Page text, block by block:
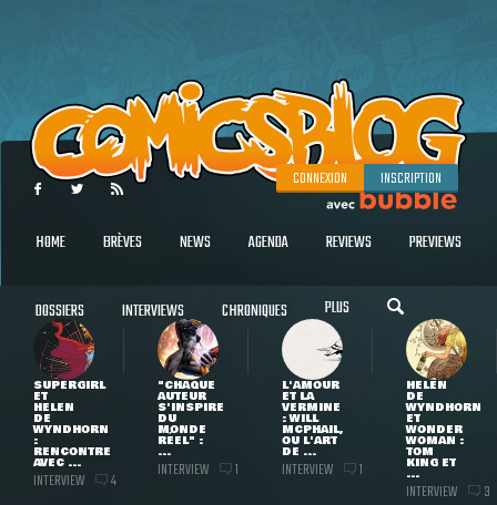
CONNEXION INSCRIPTION
HOME BRÈVES NEWS AGENDA REVIEWS PREVIEWS
DOSSIERS INTERVIEWS CHRONIQUES PLUS
SUPERGIRL
ET
HELEN
DE
WYNDHORN
:
RENCONTRE
AVEC ...
INTERVIEW 4
"CHAQUE
AUTEUR
S'INSPIRE
DU
MONDE
RÉEL" :
...
INTERVIEW 1
L'AMOUR
ET LA
VERMINE
: WILL
MCPHAIL,
OU L'ART
DE ...
INTERVIEW 1
HELEN
DE
WYNDHORN
ET
WONDER
WOMAN :
TOM
KING ET
...
INTERVIEW 3